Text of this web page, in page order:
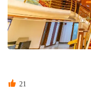
 21